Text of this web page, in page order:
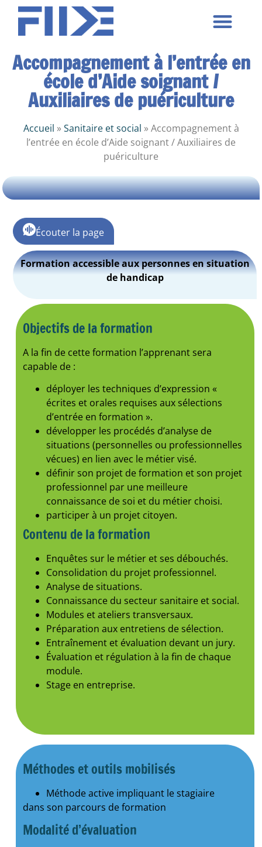
Accompagnement à l’entrée en
école d’Aide soignant /
Auxiliaires de puériculture
Accueil »Sanitaire et social »Accompagnement à
l’entrée en école d’Aide soignant / Auxiliaires de
puériculture
Écouter la page
Formation accessible aux personnes en situation
de handicap
Objectifs de la formation
A la fin de cette formation l’apprenant sera
capable de :
déployer les techniques d’expression «
écrites et orales requises aux sélections
d’entrée en formation ».
développer les procédés d’analyse de
situations (personnelles ou professionnelles
vécues) en lien avec le métier visé.
définir son projet de formation et son projet
professionnel par une meilleure
connaissance de soi et du métier choisi.
participer à un projet citoyen.
Contenu de la formation
Enquêtes sur le métier et ses débouchés.
Consolidation du projet professionnel.
Analyse de situations.
Connaissance du secteur sanitaire et social.
Modules et ateliers transversaux.
Préparation aux entretiens de sélection.
Entraînement et évaluation devant un jury.
Évaluation et régulation à la fin de chaque
module.
Stage en entreprise.
Méthodes et outils mobilisés
Méthode active impliquant le stagiaire
dans son parcours de formation
Modalité d’évaluation